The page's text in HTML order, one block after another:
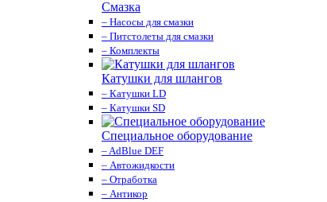
Смазка
– Насосы для смазки
– Питстолеты для смазки
– Комплекты
Катушки для шлангов
– Катушки LD
– Катушки SD
Специальное оборудование
– AdBlue DEF
– Автожидкости
– Отработка
– Антикор